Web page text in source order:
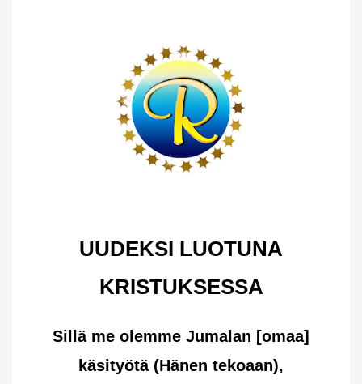
UUDEKSI LUOTUNA
KRISTUKSESSA
Sillä me olemme Jumalan [omaa]
käsityötä (Hänen tekoaan),